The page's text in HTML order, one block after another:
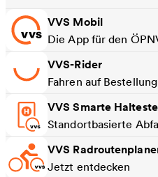
VVS Mobil
Die App für den
VVS-Rider
Fahren auf Bestellung
VVS Smarte
Standortbasierte
VVS
Jetzt entdecken